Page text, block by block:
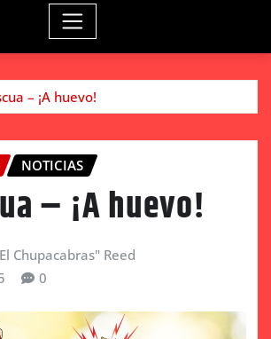
– ¡A huevo!
NOTICIAS
– ¡A huevo!
Chupacabras" Reed
0